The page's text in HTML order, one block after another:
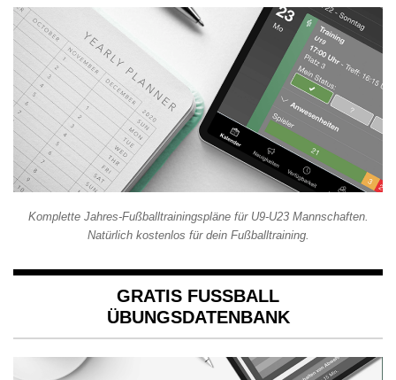
Komplette Jahres-Fußballtrainingspläne für U9-U23 Mannschaften.
Natürlich kostenlos für dein Fußballtraining.
GRATIS FUSSBALL Ü
BUNGSDATENBANK